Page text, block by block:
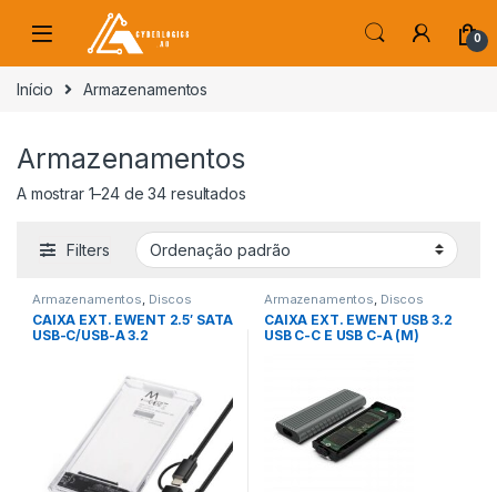
Skip to navigation
0
Início Armazenamentos
Armazenamentos
A mostrar 1–24 de 34 resultados
Filters
Armazenamentos, Discos
Externos
CAIXA EXT. EWENT 2.5′ SATA
USB-C/USB-A 3.2
Armazenamentos, Discos
Externos
CAIXA EXT. EWENT USB 3.2
USB C-C E USB C-A (M)